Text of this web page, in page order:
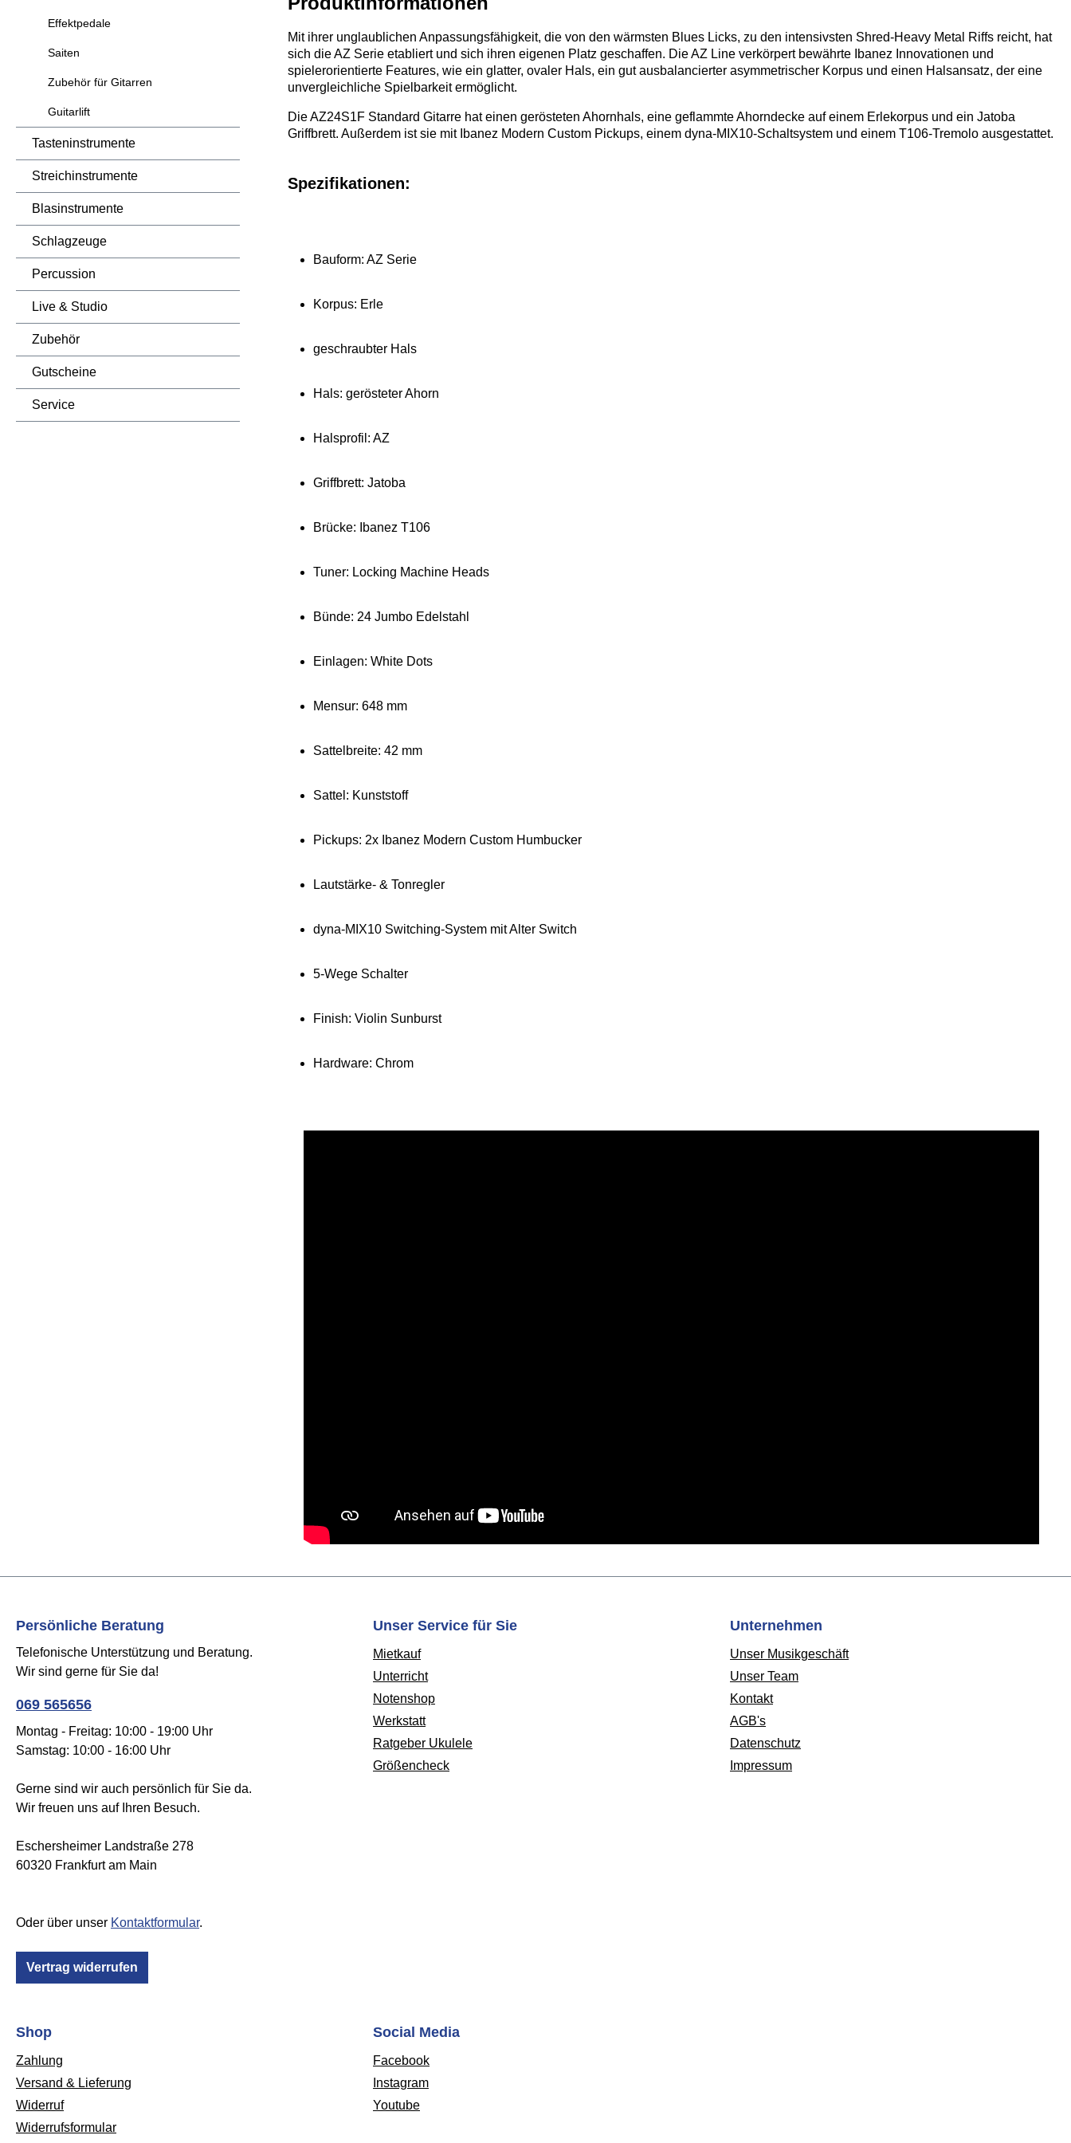
Effektpedale
Saiten
Zubehör für Gitarren
Guitarlift
Tasteninstrumente
Streichinstrumente
Blasinstrumente
Schlagzeuge
Percussion
Live & Studio
Zubehör
Gutscheine
Service
Mit ihrer unglaublichen Anpassungsfähigkeit, die von den wärmsten Blues Licks, zu den intensivsten Shred-Heavy Metal Riffs reicht, hat
sich die AZ Serie etabliert und sich ihren eigenen Platz geschaffen. Die AZ Line verkörpert bewährte Ibanez Innovationen und
spielerorientierte Features, wie ein glatter, ovaler Hals, ein gut ausbalancierter asymmetrischer Korpus und einen Halsansatz, der eine
unvergleichliche Spielbarkeit ermöglicht.
Die AZ24S1F Standard Gitarre hat einen gerösteten Ahornhals, eine geflammte Ahorndecke auf einem Erlekorpus und ein Jatoba
Griffbrett. Außerdem ist sie mit Ibanez Modern Custom Pickups, einem dyna-MIX10-Schaltsystem und einem T106-Tremolo ausgestattet.
Spezifikationen:
Bauform: AZ Serie
Korpus: Erle
geschraubter Hals
Hals: gerösteter Ahorn
Halsprofil: AZ
Griffbrett: Jatoba
Brücke: Ibanez T106
Tuner: Locking Machine Heads
Bünde: 24 Jumbo Edelstahl
Einlagen: White Dots
Mensur: 648 mm
Sattelbreite: 42 mm
Sattel: Kunststoff
Pickups: 2x Ibanez Modern Custom Humbucker
Lautstärke- & Tonregler
dyna-MIX10 Switching-System mit Alter Switch
5-Wege Schalter
Finish: Violin Sunburst
Hardware: Chrom
Persönliche Beratung
Telefonische Unterstützung und Beratung.
Wir sind gerne für Sie da!
069 565656
Montag - Freitag: 10:00 - 19:00 Uhr
Samstag: 10:00 - 16:00 Uhr
Gerne sind wir auch persönlich für Sie da.
Wir freuen uns auf Ihren Besuch.
Eschersheimer Landstraße 278
60320 Frankfurt am Main
Oder über unser Kontaktformular.
Vertrag widerrufen
Unser Service für Sie
Mietkauf
Unterricht
Notenshop
Werkstatt
Ratgeber Ukulele
Größencheck
Unternehmen
Unser Musikgeschäft
Unser Team
Kontakt
AGB's
Datenschutz
Impressum
Shop
Zahlung
Versand & Lieferung
Widerruf
Widerrufsformular
Social Media
Facebook
Instagram
Youtube